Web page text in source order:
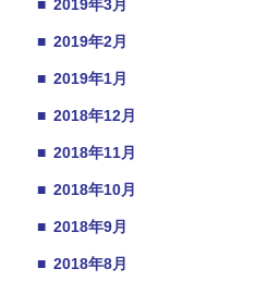
■ 2019年3月
■ 2019年2月
■ 2019年1月
■ 2018年12月
■ 2018年11月
■ 2018年10月
■ 2018年9月
■ 2018年8月